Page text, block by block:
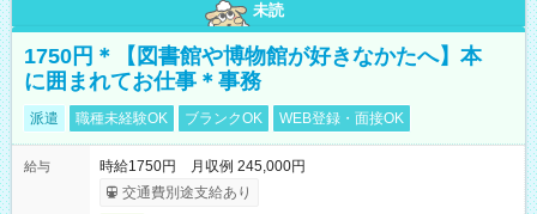
未読
1750円＊【図書館や博物館が好きなかたへ】本
に囲まれてお仕事＊事務
派遣 職種未経験OK ブランクOK WEB登録・面接OK
給与
時給1750円 月収例 245,000円
交通費別途支給あり